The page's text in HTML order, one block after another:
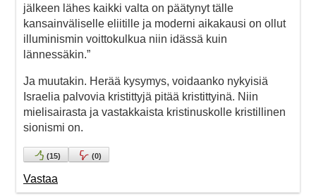
jälkeen lähes kaikki valta on päätynyt tälle
kansainväliselle eliitille ja moderni aikakausi on ollut
illuminismin voittokulkua niin idässä kuin
lännessäkin.”
Ja muutakin. Herää kysymys, voidaanko nykyisiä
Israelia palvovia kristittyjä pitää kristittyinä. Niin
mielisairasta ja vastakkaista kristinuskolle kristillinen
sionismi on.
(15) (0)
Vastaa